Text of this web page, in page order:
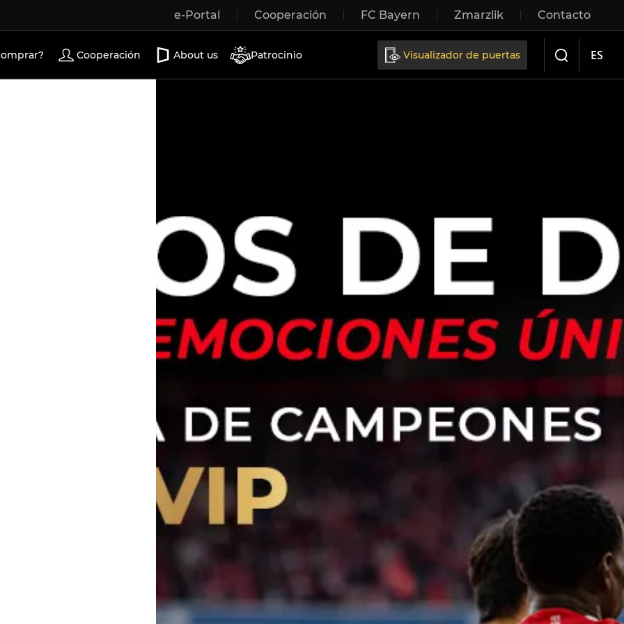
e-Portal Cooperación FC Bayern Zmarzlik Contacto
Exterior doors Terrace doors Sliding doors
Cooperación About us Patrocinio Visualizador de puertas ES